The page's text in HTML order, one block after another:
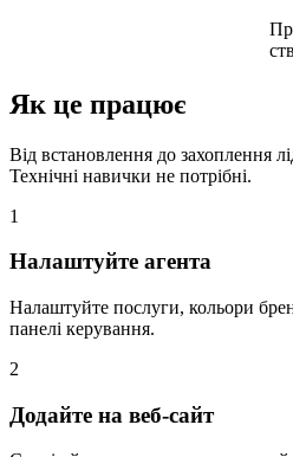
Як це працює
Від встановлення до захоплення
Технічні навички не потрібні.
1
Налаштуйте агента
Налаштуйте послуги, кольори
панелі керування.
2
Додайте на веб-сайт